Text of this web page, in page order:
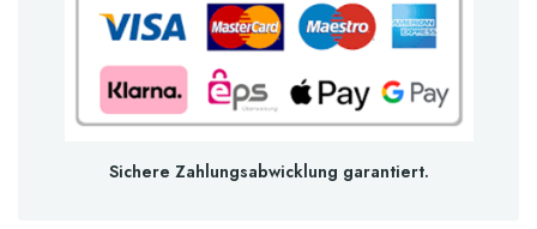
Sichere Zahlungsabwicklung garantiert.